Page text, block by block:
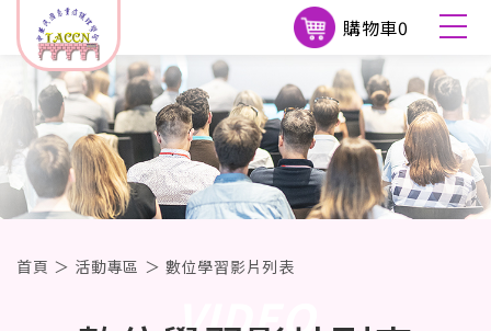
購物車0
首頁 ＞ 活動專區 ＞ 數位學習影片列表
VIDEO